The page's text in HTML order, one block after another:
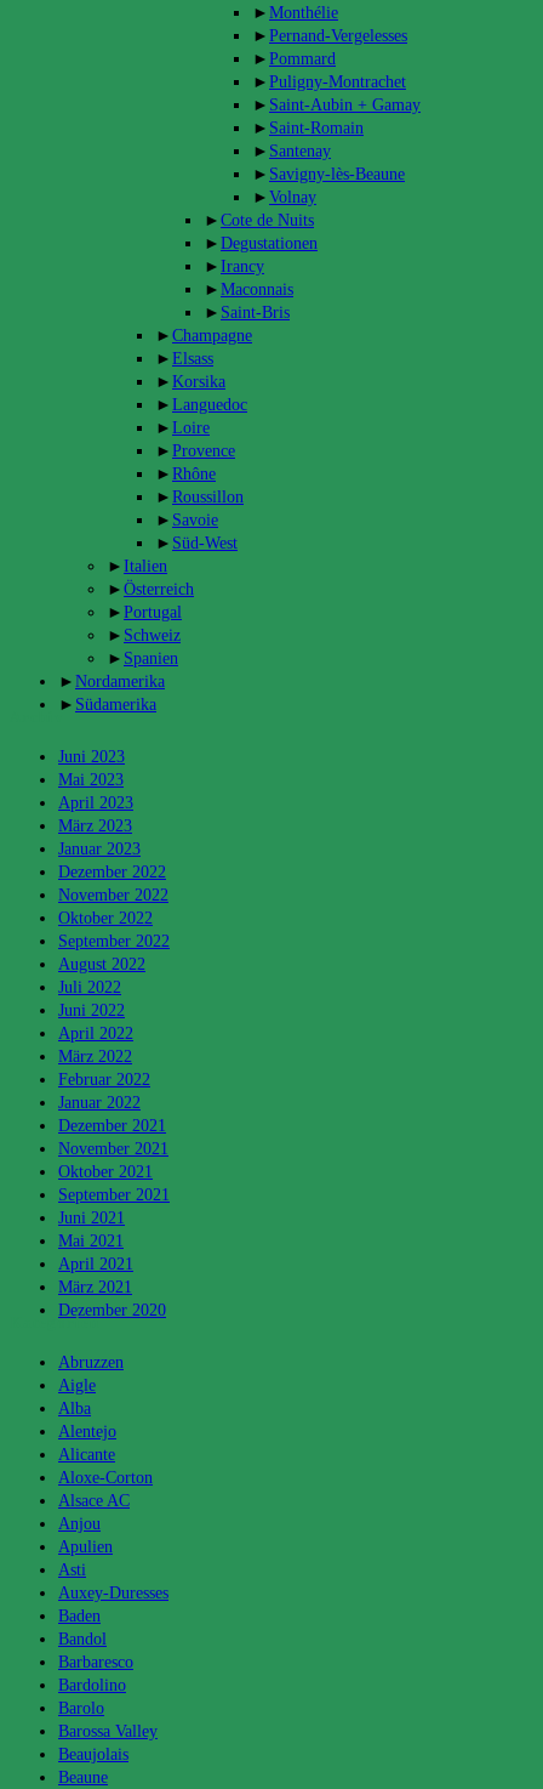
► Monthélie
► Pernand-Vergelesses
► Pommard
► Puligny-Montrachet
► Saint-Aubin + Gamay
► Saint-Romain
► Santenay
► Savigny-lès-Beaune
► Volnay
► Cote de Nuits
► Degustationen
► Irancy
► Maconnais
► Saint-Bris
► Champagne
► Elsass
► Korsika
► Languedoc
► Loire
► Provence
► Rhône
► Roussillon
► Savoie
► Süd-West
► Italien
► Österreich
► Portugal
► Schweiz
► Spanien
► Nordamerika
► Südamerika
Juni 2023
Mai 2023
April 2023
März 2023
Januar 2023
Dezember 2022
November 2022
Oktober 2022
September 2022
August 2022
Juli 2022
Juni 2022
April 2022
März 2022
Februar 2022
Januar 2022
Dezember 2021
November 2021
Oktober 2021
September 2021
Juni 2021
Mai 2021
April 2021
März 2021
Dezember 2020
Kategorien
Abruzzen
Aigle
Alba
Alentejo
Alicante
Aloxe-Corton
Alsace AC
Anjou
Apulien
Asti
Auxey-Duresses
Baden
Bandol
Barbaresco
Bardolino
Barolo
Barossa Valley
Beaujolais
Beaune